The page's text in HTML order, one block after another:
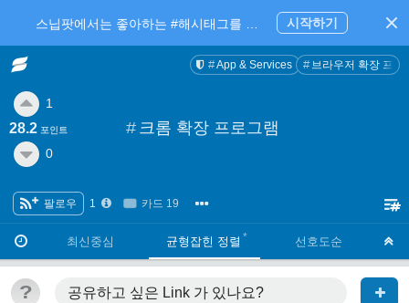
App & Services 브라우저 확장 프로
# 크롬 확장 프로그램
1
28.2 포인트
0
팔로우 1 카드 19
최신중심 균형잡힌 정렬 선호도순
? 공유하고 싶은 Link 가 있나요?
스닙팟에서는 좋아하는 #해시태그를 팔로우 하고 내가 관심있는 주제만 모아볼 수 있어요. 시작하기